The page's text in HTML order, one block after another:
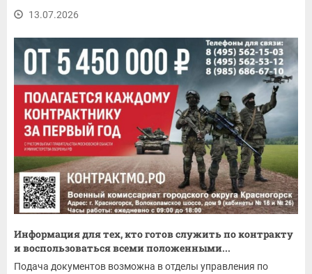
13.07.2026
Информация для тех, кто готов служить по контракту
и воспользоваться всеми положенными...
Подача документов возможна в отделы управления по